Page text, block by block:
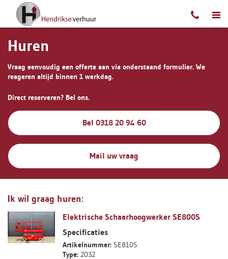
Ga naar content
Huren
Vraag eenvoudig een offerte aan via onderstaand formulier. We
reageren altijd binnen 1 werkdag.
Direct reserveren? Bel ons.
Bel 0318 20 94 60
Mail uw vraag
Ik wil graag huren:
Elektrische Schaarhoogwerker SE800S
Specificaties
Artikelnummer: SE810S
Type:2032